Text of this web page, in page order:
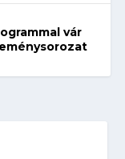
vár